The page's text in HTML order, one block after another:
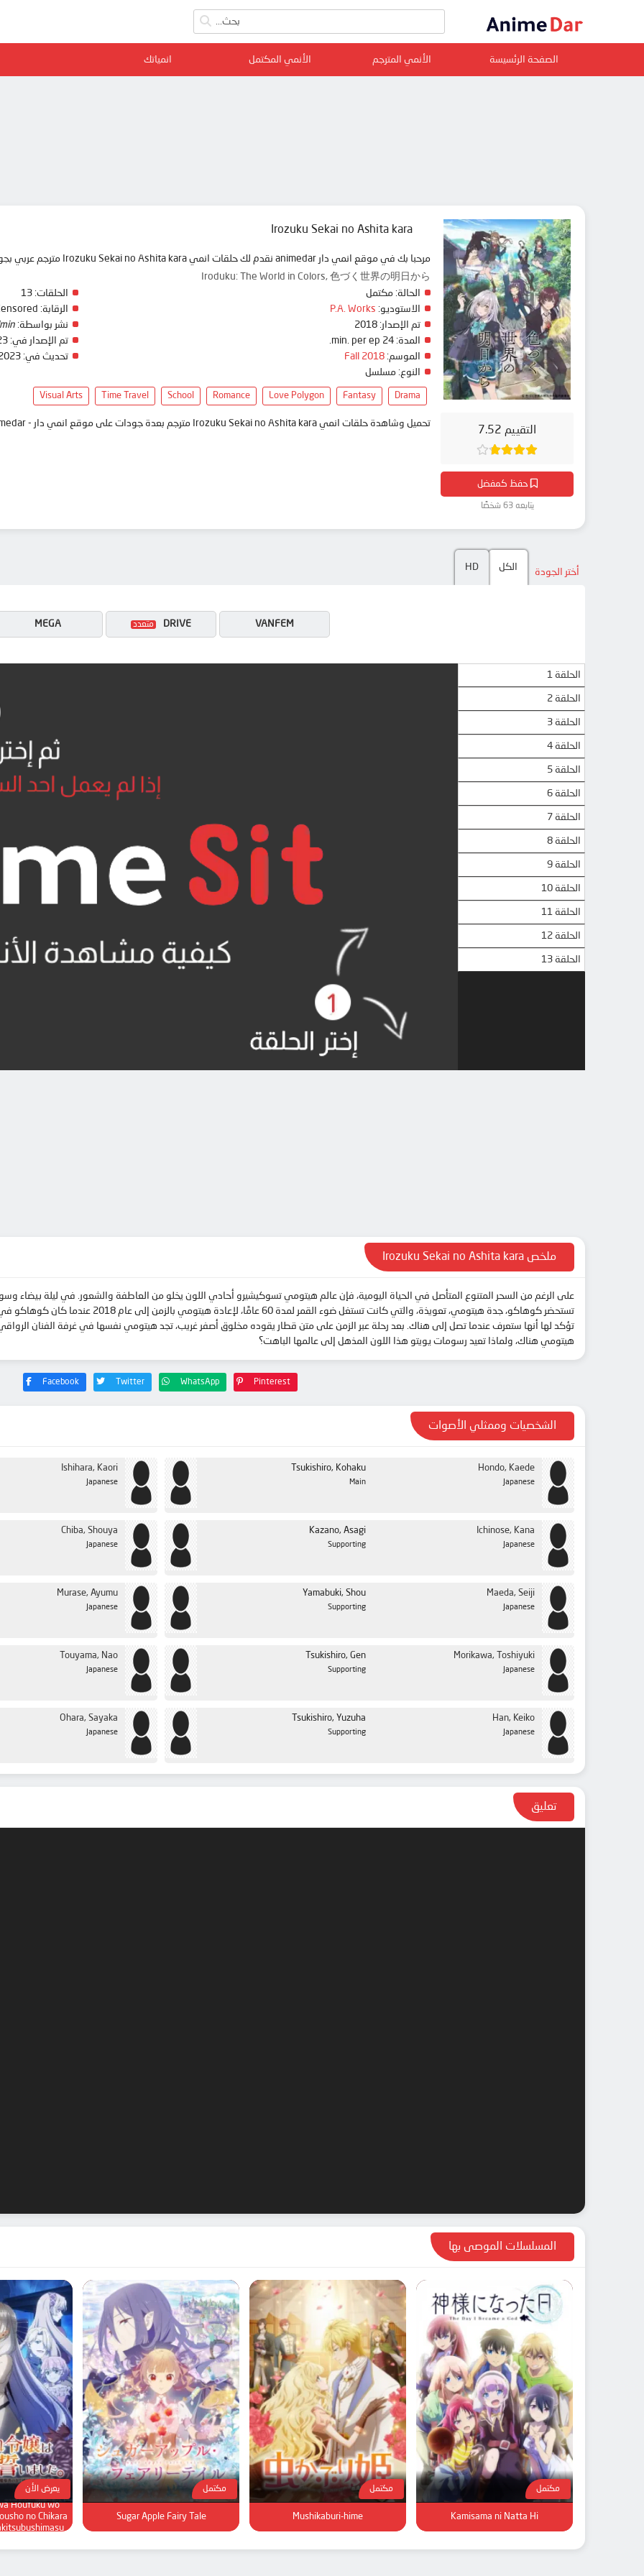
الصفحة الرئسيسة الأنمي المترجم الأنمي المكتمل انمياتك
التقييم 7.52
حفظ كمفضل
يتابعه 63 شخصًا
Irozuku Sekai no Ashita kara
مرحبا بك في موقع انمي دار animedar نقدم لك حلقات انمي Irozuku Sekai no Ashita kara مترجم عربي بجودة عالية على سرفرات متعددة, مشاهدة ممتعة
Iroduku: The World in Colors, 色づく世界の明日から
الحالة: مكتمل
الاستوديو: P.A. Works
تم الإصدار:
المدة:
الموسم: Fall 2018
النوع: مسلسل
الحلقات:
الرقابة:
نشر بواسطة:
تم الإصدار في:
تحديث في:
Drama
Fantasy
Love Polygon
Romance
School
Time Travel
Visual Arts
تحميل وشاهدة حلقات انمي Irozuku Sekai no Ashita kara مترجم بعدة جودات على موقع انمي دار - animedar
أختر الجودة الكل HD
MEGA VANFEM
DRIVE
الحلقة 1
الحلقة 2
الحلقة 3
الحلقة 4
الحلقة 5
الحلقة 6
الحلقة 7
الحلقة 8
الحلقة 9
الحلقة 10
الحلقة 11
الحلقة 12
الحلقة 13
ملخص Irozuku Sekai no Ashita kara
على الرغم من السحر المتنوع المتأصل في الحياة اليومية، فإن عالم هيتومي تسوكيشيرو أحادي اللون يخلو من العاطفة والشعور. في ليلة بيضاء
تستحضر كوهاكو، جدة هيتومي، تعويذة، والتي كانت
هيتومي هناك، ولماذا تعيد رسومات يويتو هذا اللون المذهل إلى عالمها الباهت؟
Facebook Twitter WhatsApp Pinterest
الشخصيات وممثلي الأصوات
Ishihara, Kaori
Japanese
Tsukishiro, Kohaku
Main
Hondo, Kaede
Japanese
Chiba, Shouya
Japanese
Kazano, Asagi
Supporting
Ichinose, Kana
Japanese
Murase, Ayumu
Japanese
Yamabuki, Shou
Supporting
Maeda, Seiji
Japanese
Touyama, Nao
Japanese
Tsukishiro, Gen
Supporting
Morikawa, Toshiyuki
Japanese
Ohara, Sayaka
Japanese
Tsukishiro, Yuzuha
Supporting
Han, Keiko
Japanese
تعليق
المسلسلات الموصى بها
مكتمل
Kamisama ni Natta Hi
مكتمل
Mushikaburi-hime
مكتمل
Sugar Apple Fairy Tale
يعرض الأن
Houfuku wo
no Chikara